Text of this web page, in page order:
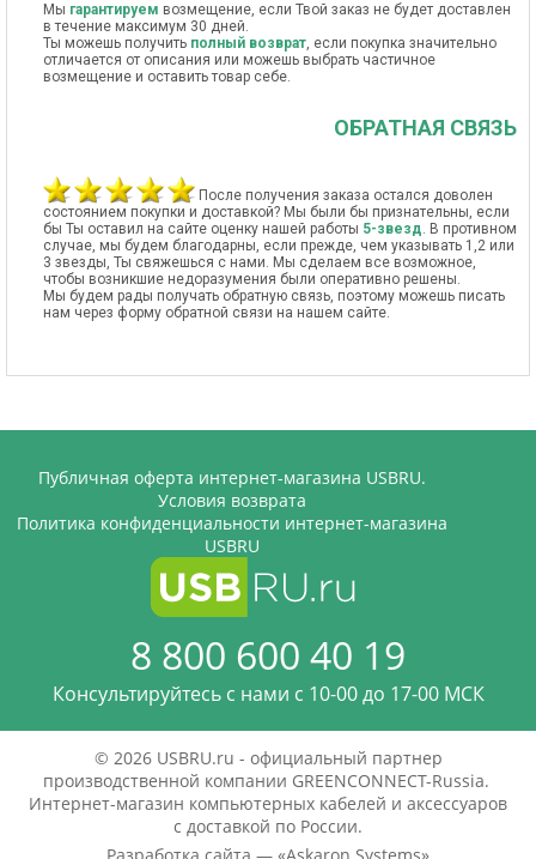
Мы гарантируем возмещение, если Твой заказ не будет доставлен
в течение максимум 30 дней.
Ты можешь получить полный возврат, если покупка значительно
отличается от описания или можешь выбрать частичное
возмещение и оставить товар себе.
ОБРАТНАЯ СВЯЗЬ
После получения заказа остался доволен
состоянием покупки и доставкой? Мы были бы признательны, если
бы Ты оставил на сайте оценку нашей работы 5-звезд. В противном
случае, мы будем благодарны, если прежде, чем указывать 1,2 или
3 звезды, Ты свяжешься с нами. Мы сделаем все возможное,
чтобы возникшие недоразумения были оперативно решены.
Мы будем рады получать обратную связь, поэтому можешь писать
нам через форму обратной связи на нашем сайте.
Публичная оферта интернет-магазина USBRU.
Условия возврата
Политика конфиденциальности интернет-магазина
USBRU
8 800 600 40 19
Консультируйтесь с нами c 10-00 до 17-00 МСК
© 2026 USBRU.ru - официальный партнер
производственной компании GREENCONNECT-Russia.
Интернет-магазин компьютерных кабелей и аксессуаров
с доставкой по России.